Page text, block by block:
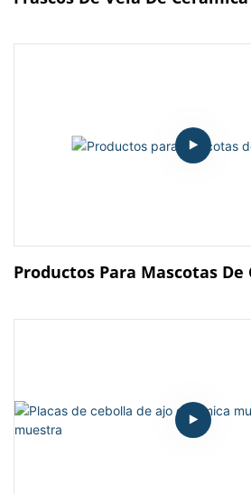
Productos Para Mascotas De